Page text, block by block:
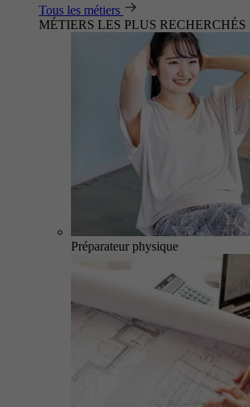
Tous les métiers
MÉTIERS LES PLUS RECHERCHÉS
Préparateur physique